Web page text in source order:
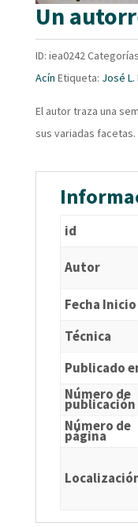
Un
ID: iea0242
Acín Etiqueta: José
El autor traza una
sus variadas facetas.
id
Autor
Fecha Inicio
Técnica
Publicado
Número de
publicación
Número de
página